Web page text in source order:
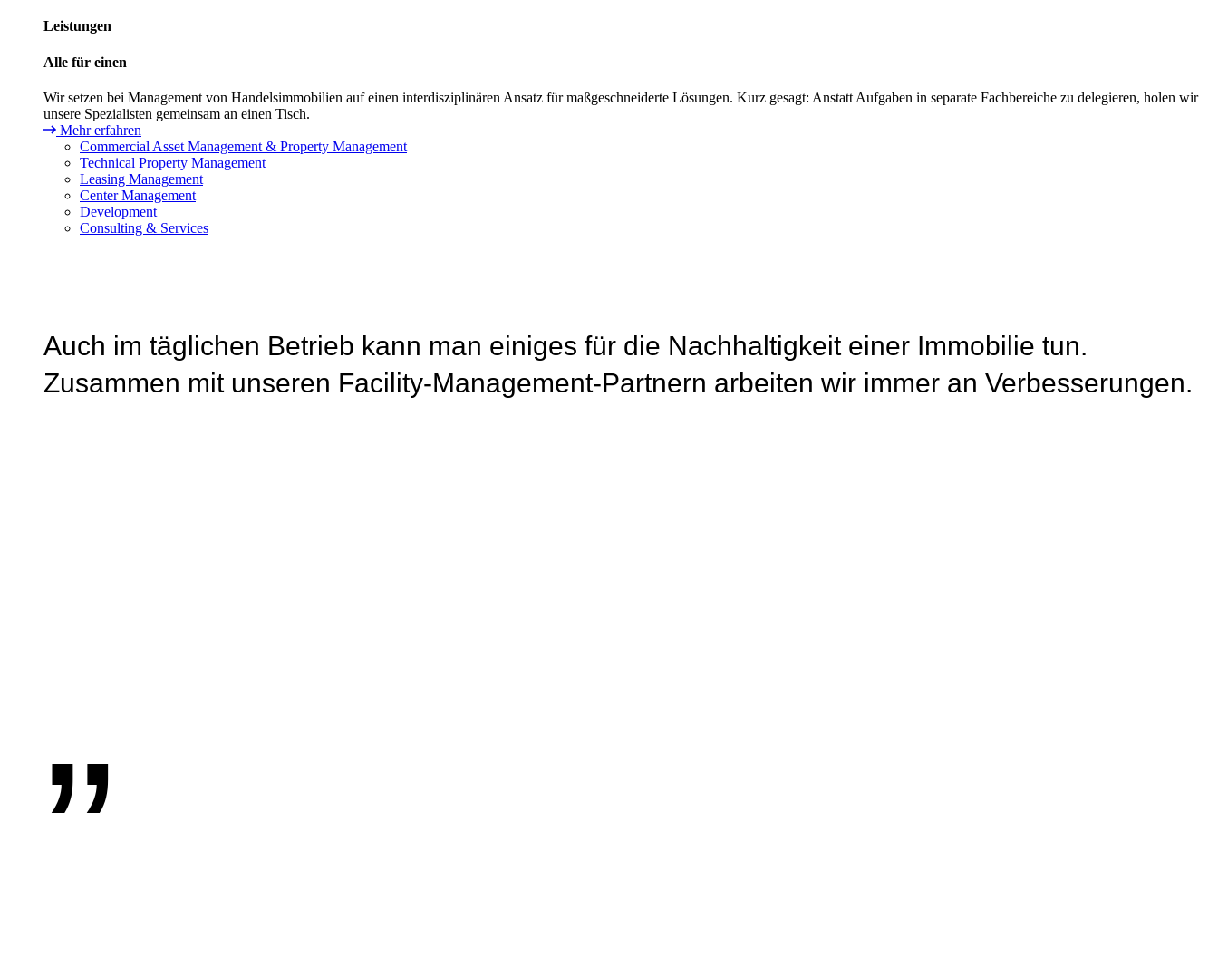
Leistungen
Alle für einen
Wir setzen bei Management von Handelsimmobilien auf einen interdisziplinären Ansatz für maßgeschneiderte Lösungen. Kurz gesagt: Anstatt Aufgaben in separate Fachbereiche zu delegieren, holen wir
unsere Spezialisten gemeinsam an einen Tisch.
Mehr erfahren
Commercial Asset Management & Property Management
Technical Property Management
Leasing Management
Center Management
Development
Consulting & Services
Auch im täglichen Betrieb kann man einiges für die Nachhaltigkeit einer Immobilie tun.
Zusammen mit unseren Facility-Management-Partnern arbeiten wir immer an Verbesserungen.
„